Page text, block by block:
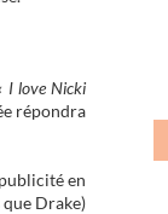
I love Nicki
répondra
en
Drake)